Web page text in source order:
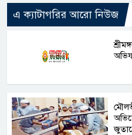
এ ক্যাটাগরির আরো নিউজ